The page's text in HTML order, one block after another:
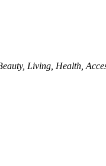
Living, Health,